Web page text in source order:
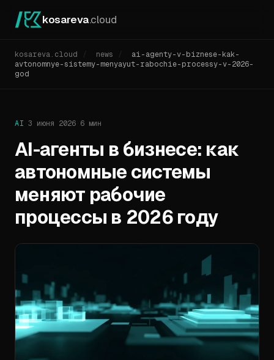
kosareva.cloud
kosareva.cloud / news /
ai-agenty-v-biznese-kak-
avtonomnye-sistemy-menyayut-rabochie-processy-v-2026-
god
AI ·3 июня 2026 6 мин
AI-агенты в бизнесе: как
автономные системы
меняют рабочие
процессы в 2026 году